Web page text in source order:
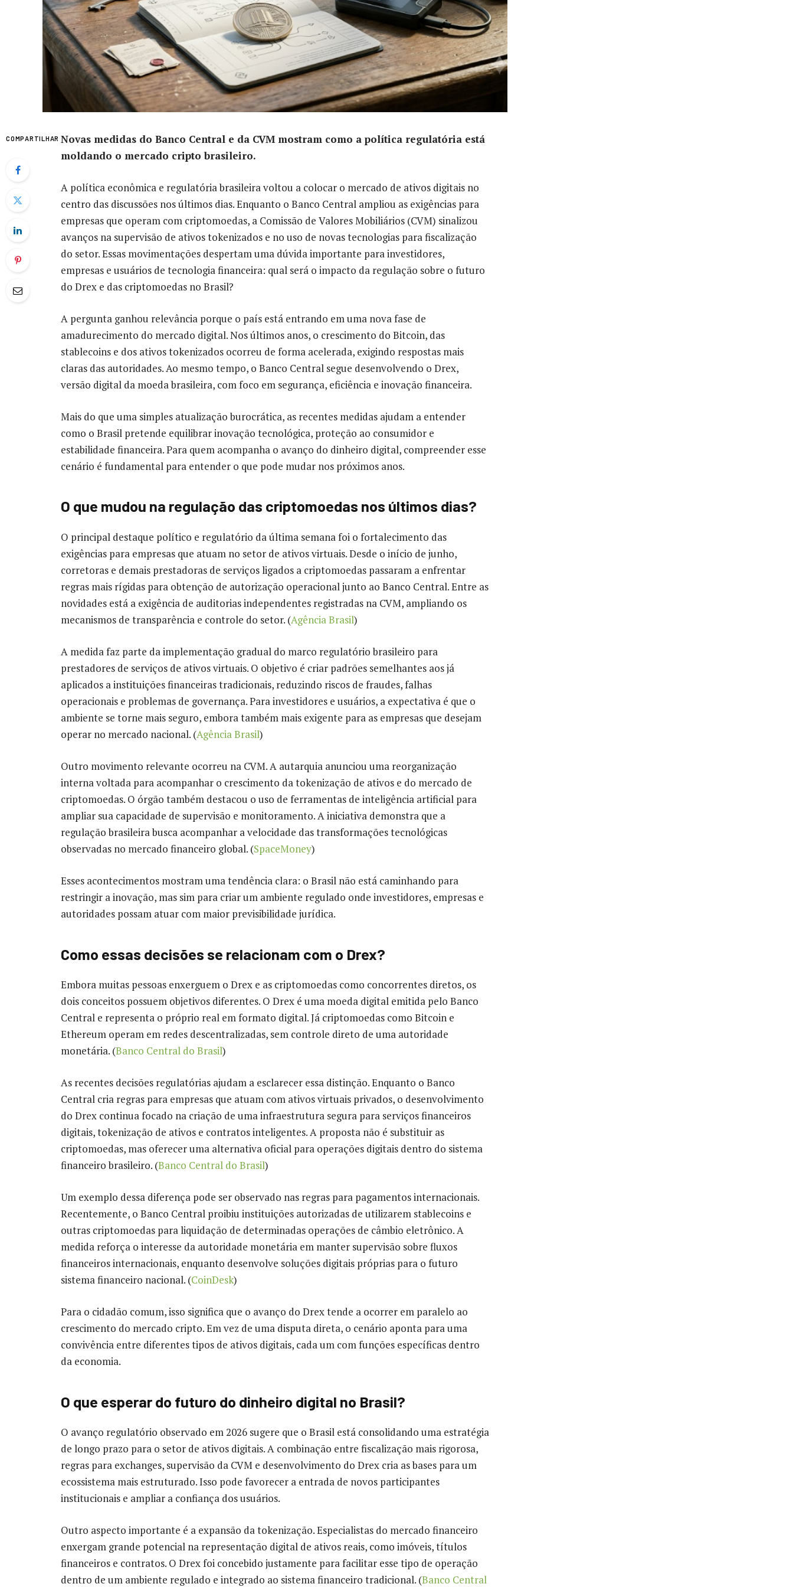
COMPARTILHAR Novas medidas do Banco Central e da CVM mostram como a política regulatória está
moldando o mercado cripto brasileiro.
A política econômica e regulatória brasileira voltou a colocar o mercado de ativos digitais no
centro das discussões nos últimos dias. Enquanto o Banco Central ampliou as exigências para
empresas que operam com criptomoedas, a Comissão de Valores Mobiliários (CVM) sinalizou
avanços na supervisão de ativos tokenizados e no uso de novas tecnologias para fiscalização
do setor. Essas movimentações despertam uma dúvida importante para investidores,
empresas e usuários de tecnologia financeira: qual será o impacto da regulação sobre o futuro
do Drex e das criptomoedas no Brasil?
A pergunta ganhou relevância porque o país está entrando em uma nova fase de
amadurecimento do mercado digital. Nos últimos anos, o crescimento do Bitcoin, das
stablecoins e dos ativos tokenizados ocorreu de forma acelerada, exigindo respostas mais
claras das autoridades. Ao mesmo tempo, o Banco Central segue desenvolvendo o Drex,
versão digital da moeda brasileira, com foco em segurança, eficiência e inovação financeira.
Mais do que uma simples atualização burocrática, as recentes medidas ajudam a entender
como o Brasil pretende equilibrar inovação tecnológica, proteção ao consumidor e
estabilidade financeira. Para quem acompanha o avanço do dinheiro digital, compreender esse
cenário é fundamental para entender o que pode mudar nos próximos anos.
O que mudou na regulação das criptomoedas nos últimos dias?
O principal destaque político e regulatório da última semana foi o fortalecimento das
exigências para empresas que atuam no setor de ativos virtuais. Desde o início de junho,
corretoras e demais prestadoras de serviços ligados a criptomoedas passaram a enfrentar
regras mais rígidas para obtenção de autorização operacional junto ao Banco Central. Entre as
novidades está a exigência de auditorias independentes registradas na CVM, ampliando os
mecanismos de transparência e controle do setor. (Agência Brasil)
A medida faz parte da implementação gradual do marco regulatório brasileiro para
prestadores de serviços de ativos virtuais. O objetivo é criar padrões semelhantes aos já
aplicados a instituições financeiras tradicionais, reduzindo riscos de fraudes, falhas
operacionais e problemas de governança. Para investidores e usuários, a expectativa é que o
ambiente se torne mais seguro, embora também mais exigente para as empresas que desejam
operar no mercado nacional. (Agência Brasil)
Outro movimento relevante ocorreu na CVM. A autarquia anunciou uma reorganização
interna voltada para acompanhar o crescimento da tokenização de ativos e do mercado de
criptomoedas. O órgão também destacou o uso de ferramentas de inteligência artificial para
ampliar sua capacidade de supervisão e monitoramento. A iniciativa demonstra que a
regulação brasileira busca acompanhar a velocidade das transformações tecnológicas
observadas no mercado financeiro global. (SpaceMoney)
Esses acontecimentos mostram uma tendência clara: o Brasil não está caminhando para
restringir a inovação, mas sim para criar um ambiente regulado onde investidores, empresas e
autoridades possam atuar com maior previsibilidade jurídica.
Como essas decisões se relacionam com o Drex?
Embora muitas pessoas enxerguem o Drex e as criptomoedas como concorrentes diretos, os
dois conceitos possuem objetivos diferentes. O Drex é uma moeda digital emitida pelo Banco
Central e representa o próprio real em formato digital. Já criptomoedas como Bitcoin e
Ethereum operam em redes descentralizadas, sem controle direto de uma autoridade
monetária. (Banco Central do Brasil)
As recentes decisões regulatórias ajudam a esclarecer essa distinção. Enquanto o Banco
Central cria regras para empresas que atuam com ativos virtuais privados, o desenvolvimento
do Drex continua focado na criação de uma infraestrutura segura para serviços financeiros
digitais, tokenização de ativos e contratos inteligentes. A proposta não é substituir as
criptomoedas, mas oferecer uma alternativa oficial para operações digitais dentro do sistema
financeiro brasileiro. (Banco Central do Brasil)
Um exemplo dessa diferença pode ser observado nas regras para pagamentos internacionais.
Recentemente, o Banco Central proibiu instituições autorizadas de utilizarem stablecoins e
outras criptomoedas para liquidação de determinadas operações de câmbio eletrônico. A
medida reforça o interesse da autoridade monetária em manter supervisão sobre fluxos
financeiros internacionais, enquanto desenvolve soluções digitais próprias para o futuro
sistema financeiro nacional. (CoinDesk)
Para o cidadão comum, isso significa que o avanço do Drex tende a ocorrer em paralelo ao
crescimento do mercado cripto. Em vez de uma disputa direta, o cenário aponta para uma
convivência entre diferentes tipos de ativos digitais, cada um com funções específicas dentro
da economia.
O que esperar do futuro do dinheiro digital no Brasil?
O avanço regulatório observado em 2026 sugere que o Brasil está consolidando uma estratégia
de longo prazo para o setor de ativos digitais. A combinação entre fiscalização mais rigorosa,
regras para exchanges, supervisão da CVM e desenvolvimento do Drex cria as bases para um
ecossistema mais estruturado. Isso pode favorecer a entrada de novos participantes
institucionais e ampliar a confiança dos usuários.
Outro aspecto importante é a expansão da tokenização. Especialistas do mercado financeiro
enxergam grande potencial na representação digital de ativos reais, como imóveis, títulos
financeiros e contratos. O Drex foi concebido justamente para facilitar esse tipo de operação
dentro de um ambiente regulado e integrado ao sistema financeiro tradicional. (Banco Central